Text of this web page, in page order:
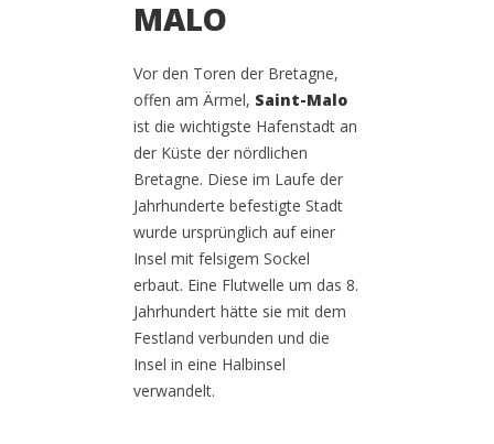
MALO
Vor den Toren der Bretagne,
offen am Ärmel, Saint-Malo
ist die wichtigste Hafenstadt an
der Küste der nördlichen
Bretagne. Diese im Laufe der
Jahrhunderte befestigte Stadt
wurde ursprünglich auf einer
Insel mit felsigem Sockel
erbaut. Eine Flutwelle um das 8.
Jahrhundert hätte sie mit dem
Festland verbunden und die
Insel in eine Halbinsel
verwandelt.